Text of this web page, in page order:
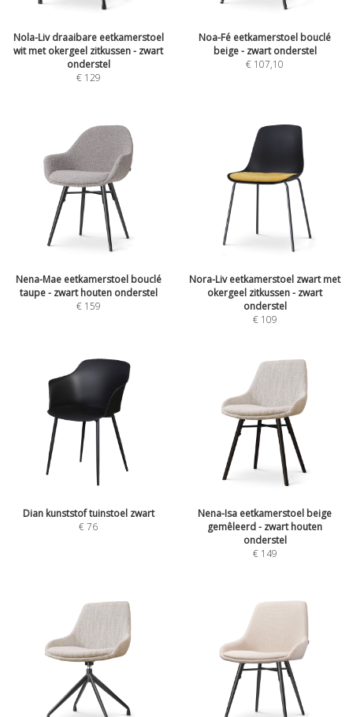
Nola-Liv draaibare eetkamerstoel
wit met okergeel zitkussen - zwart
onderstel
€ 129
Noa-Fé eetkamerstoel bouclé
beige - zwart onderstel
€ 107,10
Nena-Mae eetkamerstoel bouclé
taupe - zwart houten onderstel
€ 159
Nora-Liv eetkamerstoel zwart met
okergeel zitkussen - zwart
onderstel
€ 109
Dian kunststof tuinstoel zwart
€76
Nena-Isa eetkamerstoel beige
gemêleerd - zwart houten
onderstel
€ 149